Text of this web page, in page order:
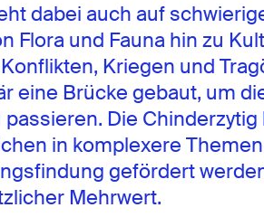
dabei auch auf
Flora und Fauna hin zu
Kriegen und
eine Brücke gebaut, um
Die
in komplexere
gefördert
Mehrwert.